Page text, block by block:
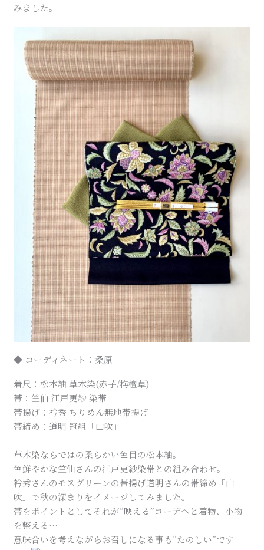
みました。
◆ コーディネート：桑原
着尺：松本紬 草木染(赤芋/栴檀草)
帯：竺仙 江戸更紗 染帯
帯揚げ：衿秀 ちりめん無地帯揚げ
帯締め：道明 冠組「山吹」
草木染ならではの柔らかい色目の松本紬。
色鮮やかな竺仙さんの江戸更紗染帯との組み合わせ。
衿秀さんのモスグリーンの帯揚げ道明さんの帯締め「山
吹」で秋の深まりをイメージしてみました。
帯をポイントとしてそれが”映える”コーデへと着物、小物
を整える…
意味合いを考えながらお召しになる事も”たのしい”です